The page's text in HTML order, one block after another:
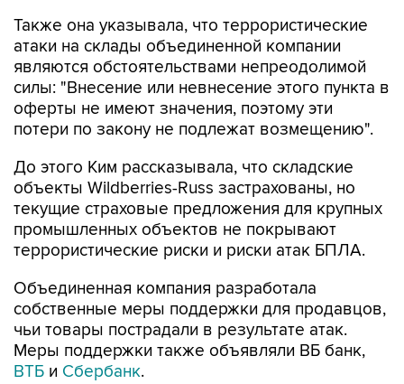
Также она указывала, что террористические
атаки на склады объединенной компании
являются обстоятельствами непреодолимой
силы: "Внесение или невнесение этого пункта в
оферты не имеют значения, поэтому эти
потери по закону не подлежат возмещению".
До этого Ким рассказывала, что складские
объекты Wildberries-Russ застрахованы, но
текущие страховые предложения для крупных
промышленных объектов не покрывают
террористические риски и риски атак БПЛА.
Объединенная компания разработала
собственные меры поддержки для продавцов,
чьи товары пострадали в результате атак.
Меры поддержки также объявляли ВБ банк,
ВТБ и Сбербанк.